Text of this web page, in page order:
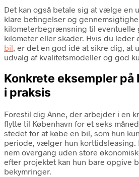
Det kan også betale sig at vælge en
klare betingelser og
kilometerbegrænsning til eventuelle
kilometer eller skader. Hvis du leder
bil , er det en god idé at sikre dig, at
udvalg af kvalitetsmodeller og god
Konkrete eksempler
i praksis
Forestil dig Anne, der arbejder i en
flytte til København for et seks
stedet for at købe en bil, som hun
periode, vælger hun korttidsleasing.
nem overgang uden store
efter projektet kan hun bare opgive
bekymringer.